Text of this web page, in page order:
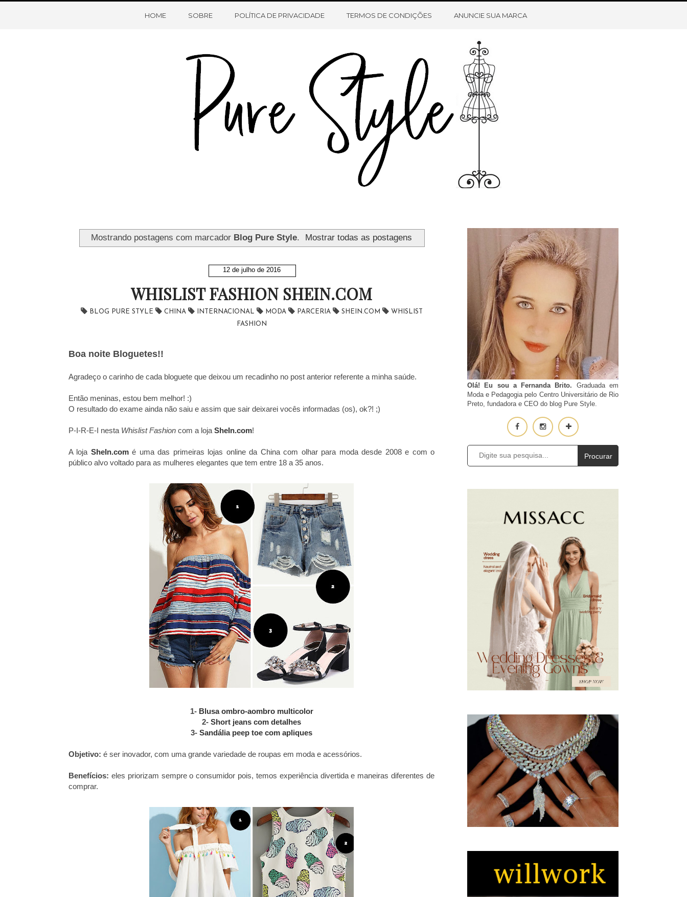
HOME SOBRE O BLOG CONTATO
HOME SOBRE POLÍTICA DE PRIVACIDADE TERMOS DE CONDIÇÕES ANUNCIE SUA MARCA
Mostrando postagens com marcador Blog Pure Style. Mostrar todas as postagens
12 de julho de 2016
WHISLIST FASHION SHEIN.COM
BLOG PURE STYLE CHINA INTERNACIONAL MODA PARCERIA SHEIN.COM
WHISLIST
FASHION
Boa noite Bloguetes!!
Agradeço o carinho de cada bloguete que deixou um recadinho no post anterior referente a minha saúde.
Então meninas, estou bem melhor! :)
O resultado do exame ainda não saiu e assim que sair deixarei vocês informadas (os), ok?! ;)
P-I-R-E-I nesta Whislist Fashion com a loja SheIn.com!
A loja SheIn.comé uma das primeiras lojas online da China com olhar para moda desde 2008 e com o
público alvo voltado para as mulheres elegantes que tem entre 18 a 35 anos.
1- Blusa ombro-aombro multicolor
2- Short jeans com detalhes
3- Sandália peep toe com apliques
Objetivo: é ser inovador, com uma grande variedade de roupas em moda e acessórios.
Benefícios: eles priorizam sempre o consumidor pois, temos experiência divertida e maneiras diferentes de
comprar.
Olá! Eu sou a Fernanda Brito. Graduada em
Moda e Pedagogia pelo Centro Universitário de Rio
Preto, fundadora e CEO do blog Pure Style.
Procurar